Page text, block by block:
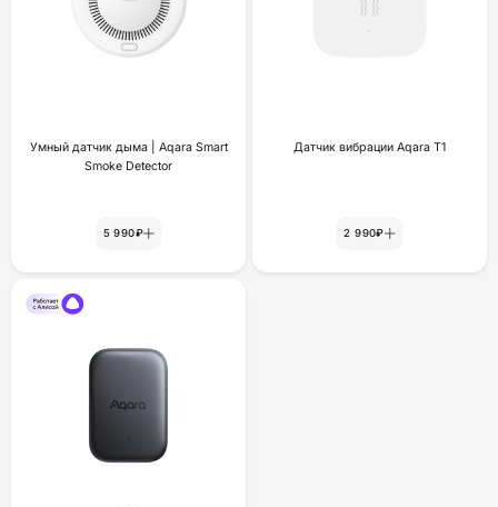
Умный датчик дыма | Aqara Smart
Smoke Detector
5 990₽
Датчик вибрации Aqara T1
2 990₽